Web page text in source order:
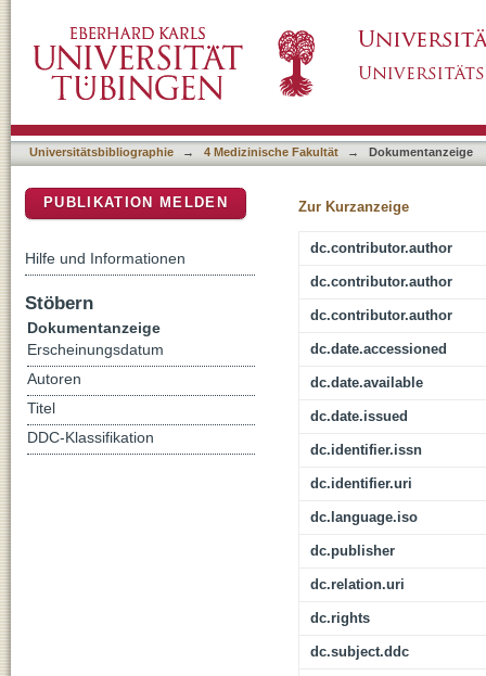
Speech Comprehension in Late-Blind
Universitätsbibliographie → 4 Medizinische Fakultät → Dokumentanzeige
Zur Kurzanzeige
dc.contributor.author
dc.contributor.author
dc.contributor.author
dc.date.accessioned
dc.date.available
dc.date.issued
dc.identifier.issn
dc.identifier.uri
dc.language.iso
dc.publisher
dc.relation.uri
dc.rights
dc.subject.ddc
PUBLIKATION MELDEN
Hilfe und Informationen
Stöbern
Dokumentanzeige
Erscheinungsdatum
Autoren
Titel
DDC-Klassifikation